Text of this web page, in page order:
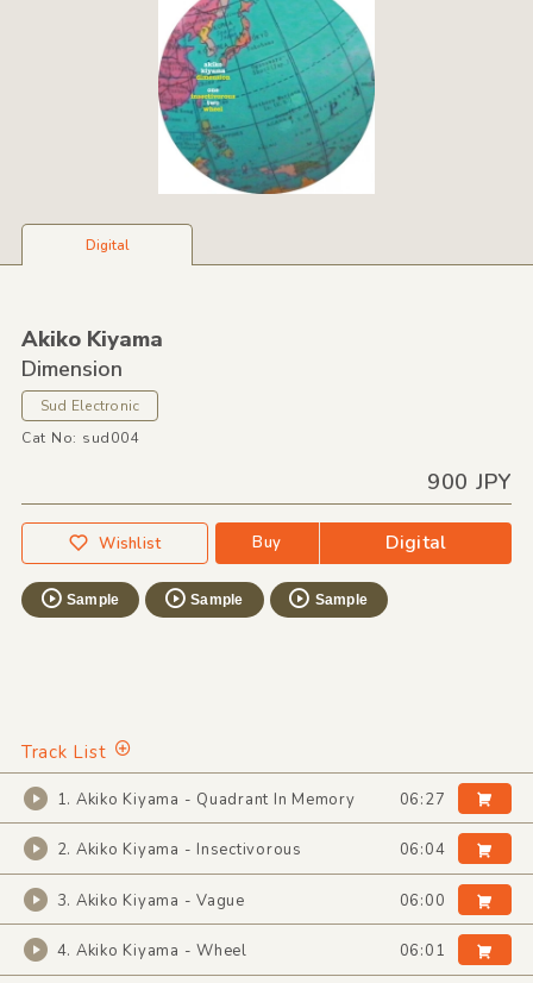
Digital
Akiko Kiyama
Dimension
Sud Electronic
Cat No: sud004
900 JPY
Wishlist Buy Digital
Sample Sample Sample
Track List
1. Akiko Kiyama - Quadrant In Memory 06:27
2. Akiko Kiyama - Insectivorous 06:04
3. Akiko Kiyama - Vague 06:00
4. Akiko Kiyama - Wheel 06:01